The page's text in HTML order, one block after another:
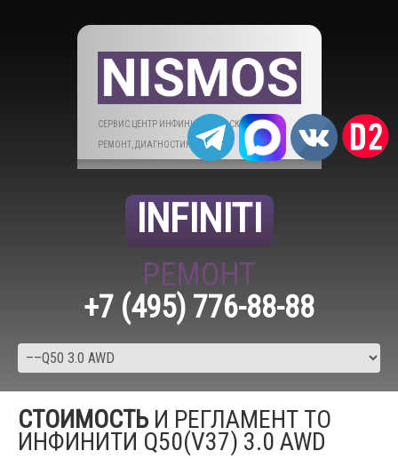
СЕРВИС ЦЕНТР ИНФИНИТИ В МОСКВЕ. ТО,
РЕМОНТ, ДИАГНОСТИКА.
INFINITI
РЕМОНТ
+7 (495) 776-88-88
СТОИМОСТЬИ РЕГЛАМЕНТ ТО
ИНФИНИТИ Q50(V37) 3.0 AWD